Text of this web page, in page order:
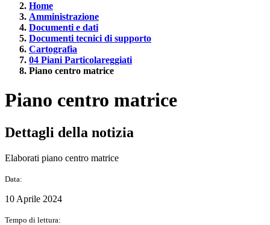
Home
Amministrazione
Documenti e dati
Documenti tecnici di supporto
Cartografia
04 Piani Particolareggiati
Piano centro matrice
Piano centro matrice
Dettagli della notizia
Elaborati piano centro matrice
Data:
10 Aprile 2024
Tempo di lettura: